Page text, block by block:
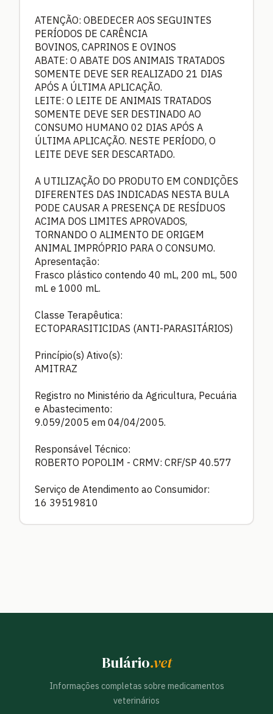
ATENÇÃO: OBEDECER AOS SEGUINTES
PERÍODOS DE CARÊNCIA
BOVINOS, CAPRINOS E OVINOS
ABATE: O ABATE DOS ANIMAIS TRATADOS
SOMENTE DEVE SER REALIZADO 21 DIAS
APÓS A ÚLTIMA APLICAÇÃO.
LEITE: O LEITE DE ANIMAIS TRATADOS
SOMENTE DEVE SER DESTINADO AO
CONSUMO HUMANO 02 DIAS APÓS A
ÚLTIMA APLICAÇÃO. NESTE PERÍODO, O
LEITE DEVE SER DESCARTADO.
A UTILIZAÇÃO DO PRODUTO EM CONDIÇÕES
DIFERENTES DAS INDICADAS NESTA BULA
PODE CAUSAR A PRESENÇA DE RESÍDUOS
ACIMA DOS LIMITES APROVADOS,
TORNANDO O ALIMENTO DE ORIGEM
ANIMAL IMPRÓPRIO PARA O CONSUMO.
Apresentação:
Frasco plástico contendo 40 mL, 200 mL, 500
mL e 1000 mL.
Classe Terapêutica:
ECTOPARASITICIDAS (ANTI-PARASITÁRIOS)
Princípio(s) Ativo(s):
AMITRAZ
Registro no Ministério da Agricultura, Pecuária
e Abastecimento:
9.059/2005 em 04/04/2005.
Responsável Técnico:
ROBERTO POPOLIM - CRMV: CRF/SP 40.577
Serviço de Atendimento ao Consumidor:
16 39519810
Bulário.vet
Informações completas sobre medicamentos
veterinários